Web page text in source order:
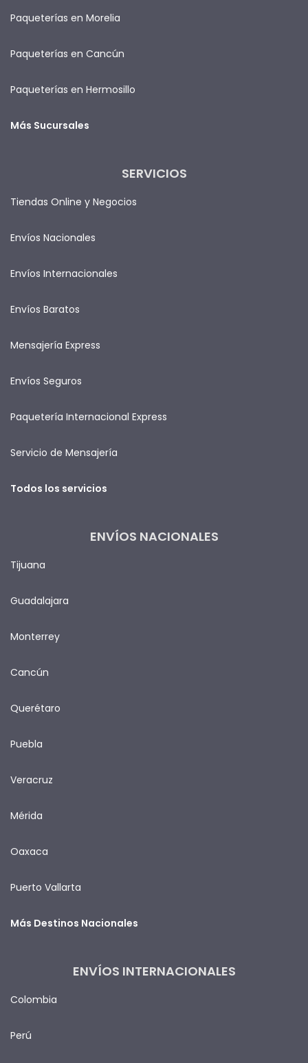
Paqueterías en Morelia
Paqueterías en Cancún
Paqueterías en Hermosillo
Más Sucursales
SERVICIOS
Tiendas Online y Negocios
Envíos Nacionales
Envíos Internacionales
Envíos Baratos
Mensajería Express
Envíos Seguros
Paquetería Internacional Express
Servicio de Mensajería
Todos los servicios
ENVÍOS NACIONALES
Tijuana
Guadalajara
Monterrey
Cancún
Querétaro
Puebla
Veracruz
Mérida
Oaxaca
Puerto Vallarta
Más Destinos Nacionales
ENVÍOS INTERNACIONALES
Colombia
Perú